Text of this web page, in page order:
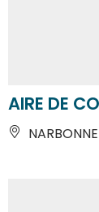
AIRE DE
NARBONNE